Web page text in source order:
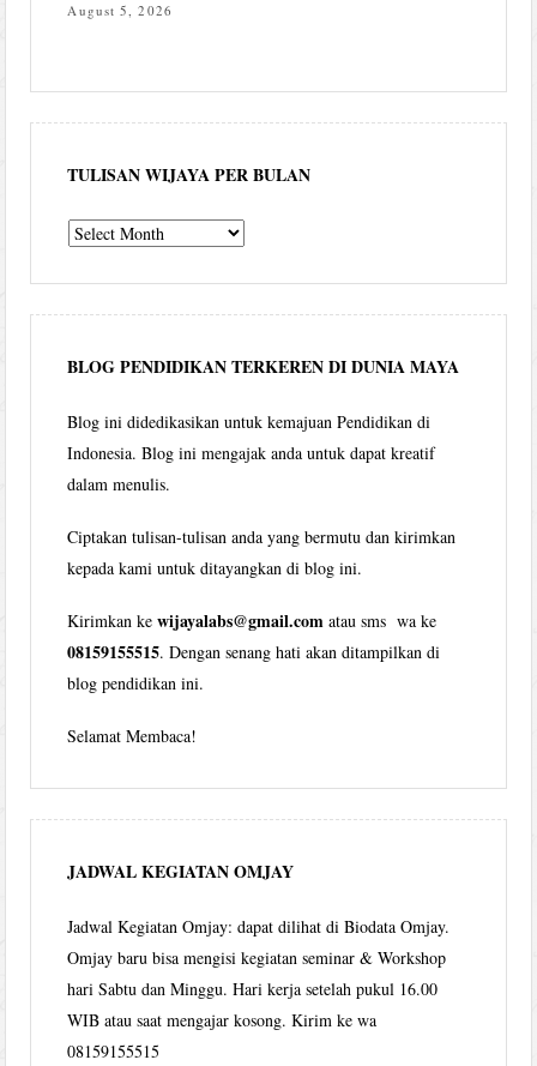
August 5, 2026
TULISAN WIJAYA PER BULAN
Tulisan
per
bulan
BLOG PENDIDIKAN TERKEREN DI DUNIA MAYA
Blog ini didedikasikan untuk kemajuan Pendidikan di
Indonesia. Blog ini mengajak anda untuk dapat kreatif
dalam menulis.
Ciptakan tulisan-tulisan anda yang bermutu dan kirimkan
kepada kami untuk ditayangkan di blog ini.
Kirimkan kewijayalabs@gmail.com atau sms wa ke
08159155515. Dengan senang hati akan ditampilkan di
blog pendidikan ini.
Selamat Membaca!
JADWAL KEGIATAN OMJAY
Jadwal Kegiatan Omjay: dapat dilihat di Biodata Omjay.
Omjay baru bisa mengisi kegiatan seminar & Workshop
hari Sabtu dan Minggu. Hari kerja setelah pukul 16.00
WIB atau saat mengajar kosong. Kirim ke wa
08159155515